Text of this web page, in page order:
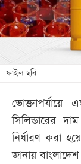
খেলা
বিনোদন
স্টাইল
তথ্যপ্রযুক্তি
সব
বিভাগ
ফাইল ছবি
সিলিন্ডারের
নির্ধারণ করা
জানায়